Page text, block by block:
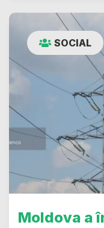
SOCIAL
Moldova a